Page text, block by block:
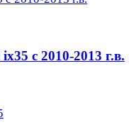
с 2010-2013 г.в.